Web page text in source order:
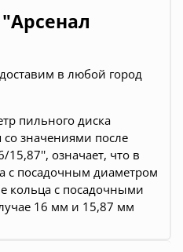
в любой город
пильного диска
со значениями после
означает, что в
с посадочным диаметром
кольца с посадочными
16 мм и 15,87 мм